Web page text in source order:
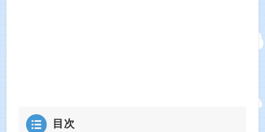
目次